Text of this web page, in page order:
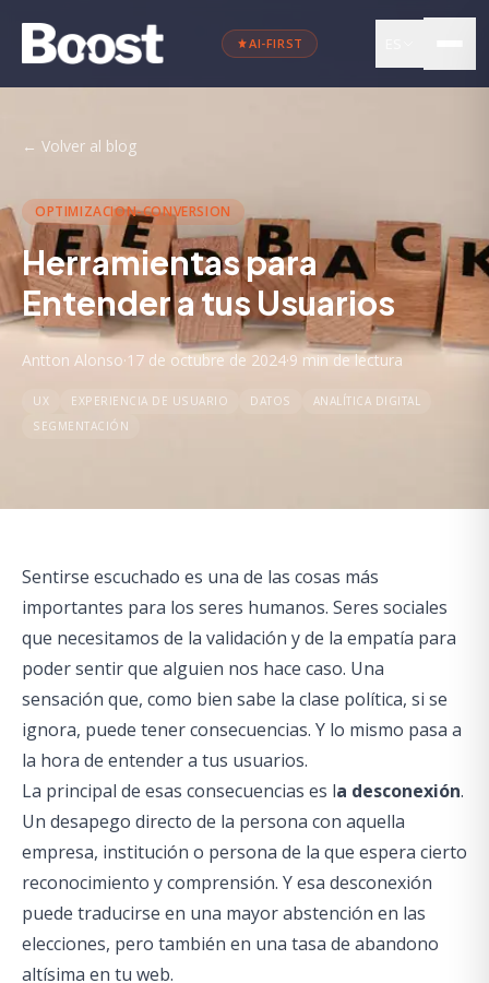
AI-FIRST
← Volver al blog
OPTIMIZACION-CONVERSION
Herramientas para
Entender a tus Usuarios
Antton Alonso·17 de octubre de 2024·9 min de lectura
UX EXPERIENCIA DE USUARIO DATOS
ANALÍTICA DIGITAL
SEGMENTACIÓN
Sentirse escuchado es una de las cosas más
importantes para los seres humanos. Seres sociales
que necesitamos de la validación y de la empatía para
poder sentir que alguien nos hace caso. Una
sensación que, como bien sabe la clase política, si se
ignora, puede tener consecuencias. Y lo mismo pasa a
la hora de entender a tus usuarios.
La principal de esas consecuencias es la desconexión.
Un desapego directo de la persona con aquella
empresa, institución o persona de la que espera cierto
reconocimiento y comprensión. Y esa desconexión
puede traducirse en una mayor abstención en las
elecciones, pero también en una tasa de abandono
altísima en tu web.